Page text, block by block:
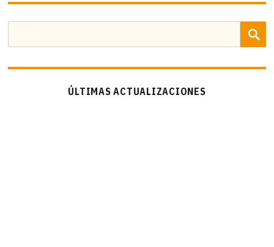
por:
ÚLTIMAS ACTUALIZACIONES